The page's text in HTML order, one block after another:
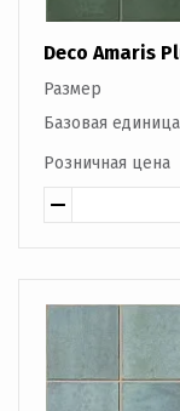
Deco Amaris
Размер
Базовая единица
Розничная цена